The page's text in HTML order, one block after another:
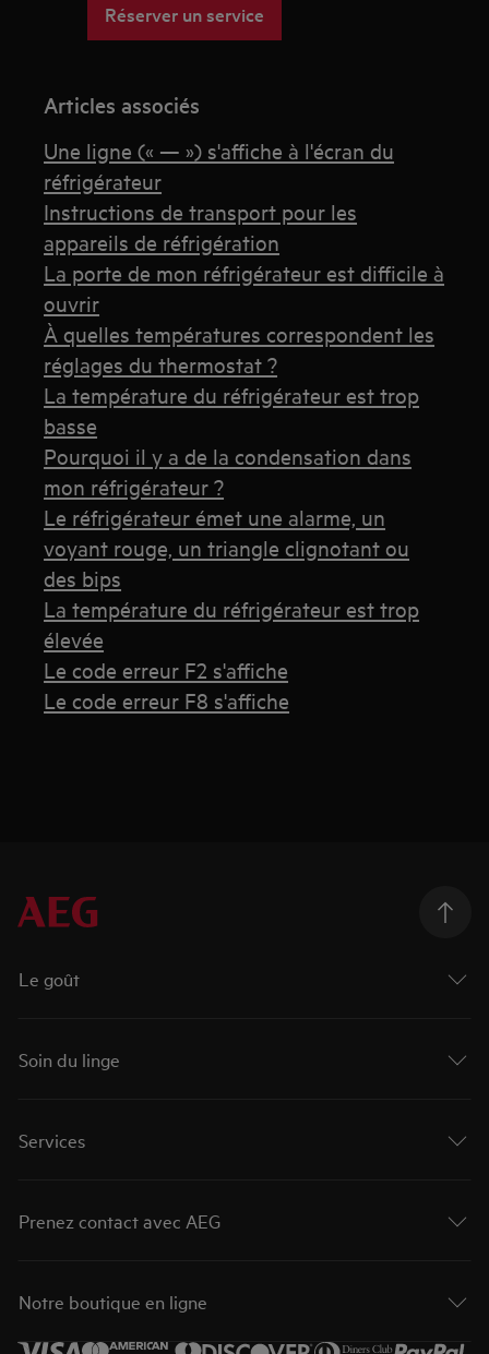
Réserver un service
Articles associés
Une ligne (« — ») s'affiche à l'écran du
réfrigérateur
Instructions de transport pour les
appareils de réfrigération
La porte de mon réfrigérateur est difficile à
ouvrir
À quelles températures correspondent les
réglages du thermostat ?
La température du réfrigérateur est trop
basse
Pourquoi il y a de la condensation dans
mon réfrigérateur ?
Le réfrigérateur émet une alarme, un
voyant rouge, un triangle clignotant ou
des bips
La température du réfrigérateur est trop
élevée
Le code erreur F2 s'affiche
Le code erreur F8 s'affiche
Le goût
Soin du linge
Services
Prenez contact avec AEG
Notre boutique en ligne